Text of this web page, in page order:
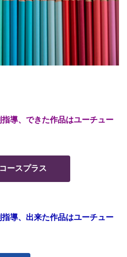
導、できた作品はユーチュー
ースプラス
導、出来た作品はユーチュー